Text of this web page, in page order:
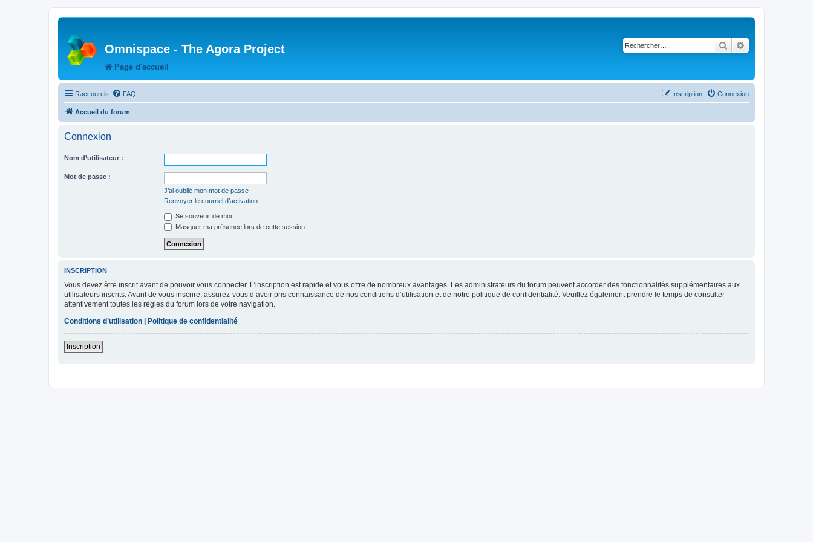
Omnispace - The Agora Project
Page d'accueil
Rechercher
Raccourcis FAQ Connexion
Inscription
Accueil du forum
Connexion
Nom d’utilisateur :
Mot de passe :
J’ai oublié mon mot de passe
Renvoyer le courriel d’activation
Se souvenir de moi
Masquer ma présence lors de cette session
INSCRIPTION
Vous devez être inscrit avant de pouvoir vous connecter. L’inscription est rapide et vous offre de nombreux avantages. Les administrateurs du forum peuvent accorder des fonctionnalités supplémentaires aux
utilisateurs inscrits. Avant de vous inscrire, assurez-vous d’avoir pris connaissance de nos conditions d’utilisation et de notre politique de confidentialité. Veuillez également prendre le temps de consulter
attentivement toutes les règles du forum lors de votre navigation.
Conditions d’utilisation | Politique de confidentialité
Inscription